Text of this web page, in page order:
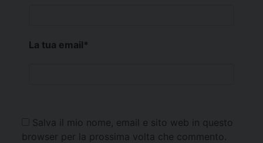
La tua email*
Salva il mio nome, email e sito web in questo
browser per la prossima volta che commento.